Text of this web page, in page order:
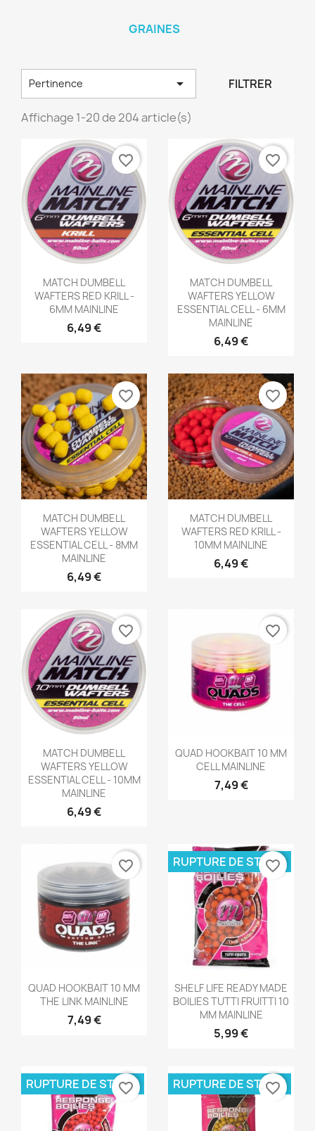
GRAINES
Pertinence  FILTRER
Affichage 1-20 de 204 article(s)
Aperçu rapide
MATCH DUMBELL
WAFTERS RED KRILL -
6MM MAINLINE
6,49 €
favorite_border
Aperçu rapide
MATCH DUMBELL
WAFTERS YELLOW
ESSENTIAL CELL - 6MM
MAINLINE
6,49 €
favorite_border
Aperçu rapide
MATCH DUMBELL
WAFTERS YELLOW
ESSENTIAL CELL - 8MM
MAINLINE
6,49 €
favorite_border
Aperçu rapide
MATCH DUMBELL
WAFTERS RED KRILL -
10MM MAINLINE
6,49 €
favorite_border
Aperçu rapide
MATCH DUMBELL
WAFTERS YELLOW
ESSENTIAL CELL - 10MM
MAINLINE
6,49 €
favorite_border
Aperçu rapide
QUAD HOOKBAIT 10 MM
CELL MAINLINE
7,49 €
favorite_border
Aperçu rapide
QUAD HOOKBAIT 10 MM
THE LINK MAINLINE
7,49 €
favorite_border
 Aperçu rapide
SHELF LIFE READY MADE
BOILIES TUTTI FRUITTI 10
MM MAINLINE
5,99 €
RUPTURE DE STOCK
favorite_border
RUPTURE DE STOCK
favorite_border RUPTURE DE STOCK
favorite_border